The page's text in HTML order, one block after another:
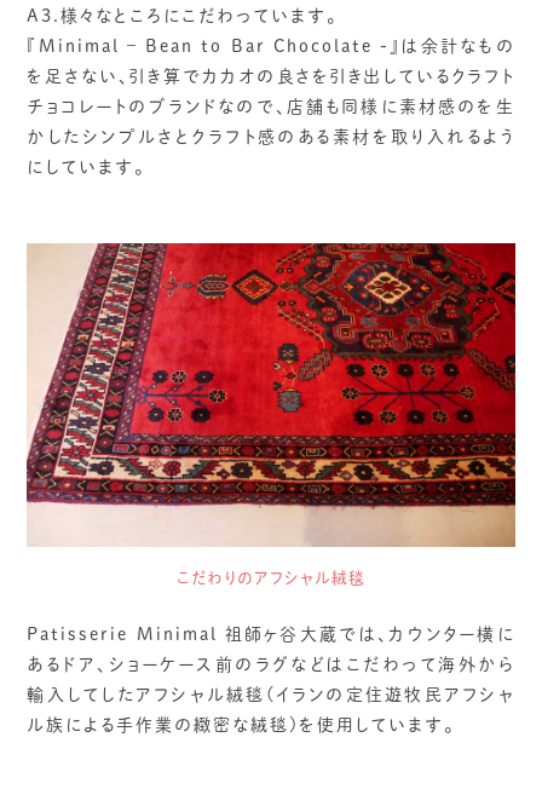
A3.様々なところにこだわっています。
『Minimal – Bean to Bar Chocolate -』は余計なもの
を足さない、引き算でカカオの良さを引き出しているクラフト
チョコレートのブランドなので、店舗も同様に素材感のを生
かしたシンプルさとクラフト感のある素材を取り入れるよう
にしています。
こだわりのアフシャル絨毯
Patisserie Minimal 祖師ヶ谷大蔵では、カウンター横に
あるドア、ショーケース前のラグなどはこだわって海外から
輸入してしたアフシャル絨毯(イランの定住遊牧民アフシャ
ル族による手作業の緻密な絨毯)を使用しています。